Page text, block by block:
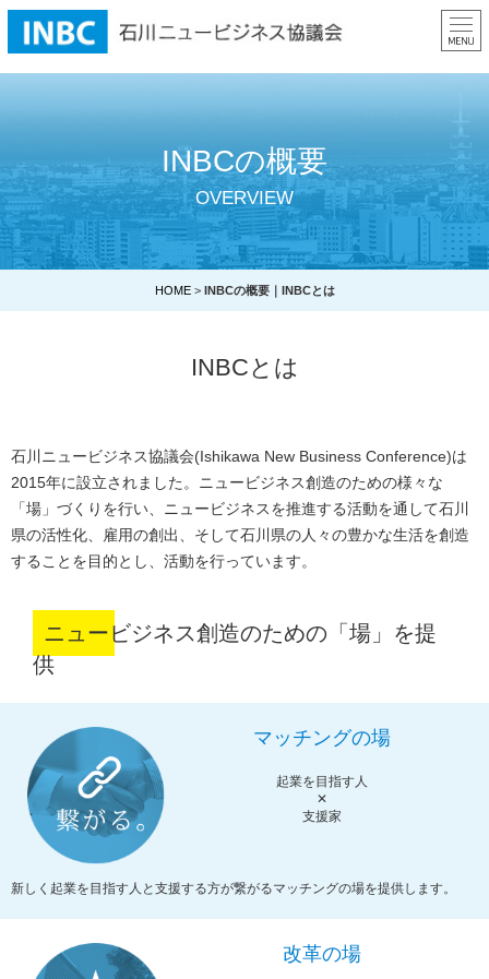
INBCの概要
OVERVIEW
HOME > INBCの概要｜INBCとは
INBCとは
石川ニュービジネス協議会(Ishikawa New Business Conference)は
2015年に設立されました。 ニュービジネス創造のための様々な
「場」づくりを行い、ニュービジネスを推進する活動を通して石川
県の活性化、
雇用の創出、そして石川県の人々の豊かな生活を創造
することを目的とし、活動を行っています。
ニュービジネス創造のための「場」を提
供
マッチングの場
起業を目指す人
✕
支援家
新しく起業を目指す人と支援する方が繋がるマッチングの場を提供します。
改革の場